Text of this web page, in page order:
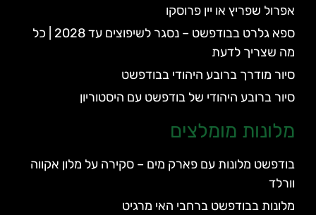
אפרול שפריץ או יין פרוסקו
ספא גלרט בבודפשט – נסגר לשיפוצים עד 2028 | כל
מה שצריך לדעת
סיור מודרך ברובע היהודי בבודפשט
סיור ברובע היהודי של בודפשט עם היסטוריון
מלונות מומלצים
בודפשט מלונות עם פארק מים – סקירה על מלון אקווה
וורלד
מלונות בבודפשט ברחבי האי מרגיט